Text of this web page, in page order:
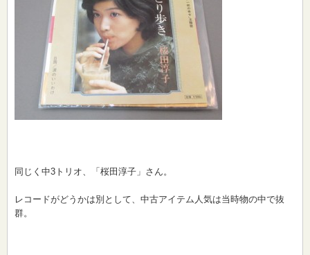
同じく中3トリオ、「桜田淳子」さん。
レコードがどうかは別として、中古アイテム人気は当時物の中で抜
群。